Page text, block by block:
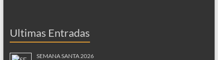
Ultimas Entradas
SEMANA SANTA 2026